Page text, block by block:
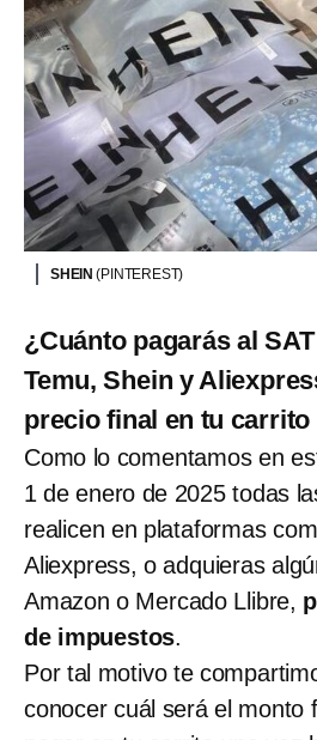
SHEIN(PINTEREST)
¿Cuánto pagarás al
Temu, Shein y
precio final en tu carrito
Como lo comentamos en
1 de enero de 2025 todas
realicen en plataformas
Aliexpress, o adquieras
Amazon o Mercado Llibre,
de impuestos.
Por tal motivo te
conocer cuál será el monto